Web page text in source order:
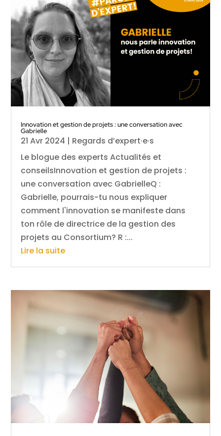
Innovation et gestion de projets : une conversation avec
Gabrielle
21 Avr 2024 | Regards d’expert·e·s
Le blogue des experts Actualités et
conseilsInnovation et gestion de projets :
une conversation avec GabrielleQ :
Gabrielle, pourrais-tu nous expliquer
comment l'innovation se manifeste dans
ton rôle de directrice de la gestion des
projets au Consortium? R :...
Lire la suite